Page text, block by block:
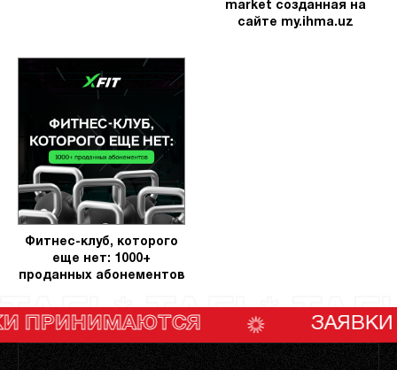
market созданная на
сайте my.ihma.uz
Фитнес-клуб, которого
еще нет: 1000+
проданных абонементов
TAF! * TAF! *ЗАЯВКИ